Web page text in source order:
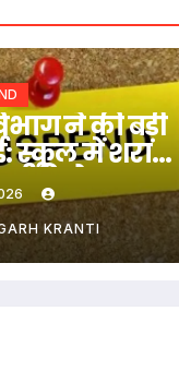
ने की बड़ी
स्कूल में शराब
वीडियो वायरल
ने दो शिक्षकों
निलंबित….
KRANTI